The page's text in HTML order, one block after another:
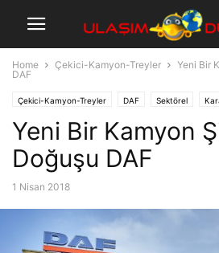
Home Çekici-Kamyon-Treyler
Yeni Bir
DAF
Çekici-Kamyon-Treyler DAF Sektörel
Yeni Bir Kamyon
Doğuşu DAF
1 Nisan 2018